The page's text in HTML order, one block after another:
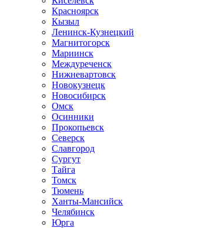
Красноярск
Кызыл
Ленинск-Кузнецкий
Магнитогорск
Мариинск
Междуреченск
Нижневартовск
Новокузнецк
Новосибирск
Омск
Осинники
Прокопьевск
Северск
Славгород
Сургут
Тайга
Томск
Тюмень
Ханты-Мансийск
Челябинск
Юрга